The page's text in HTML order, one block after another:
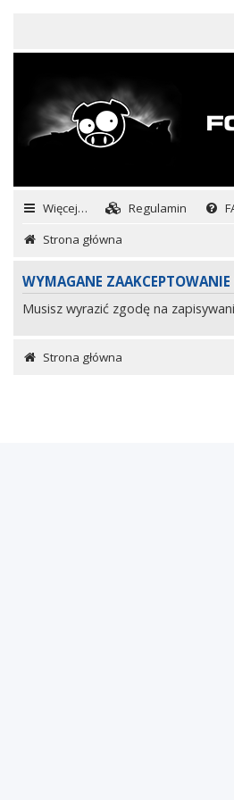
Więcej… Regulamin
Strona główna
WYMAGANE ZAAKCEPTOWANIE
Musisz wyrazić zgodę na
Strona główna